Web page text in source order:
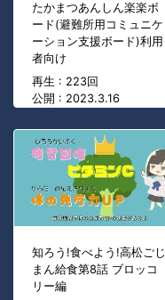
たかまつあんしん楽楽ボ
ード(避難所用コミュニケ
ーション支援ボード)利用
者向け
再生 : 223回
公開 : 2023.3.16
知ろう!食べよう!高松ごじ
まん給食第8話 ブロッコ
リー編